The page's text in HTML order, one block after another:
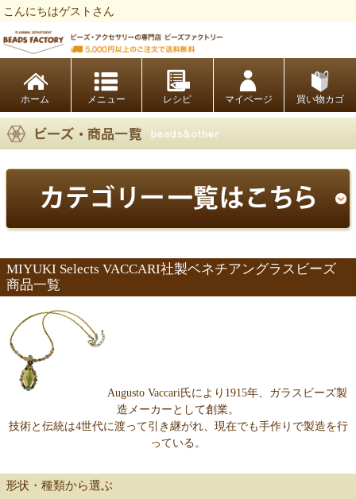
こんにちはゲストさん
ホーム レシピ マイページ 買い物カゴ
MIYUKI Selects VACCARI社製ベネチアングラスビーズ
商品一覧
Augusto Vaccari氏により1915年、ガラスビーズ製
造メーカーとして創業。
技術と伝統は4世代に渡って引き継がれ、現在でも手作りで製造を行
っている。
形状・種類から選ぶ